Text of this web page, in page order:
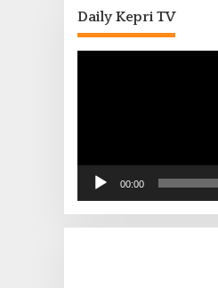
Daily Kepri TV
00:00